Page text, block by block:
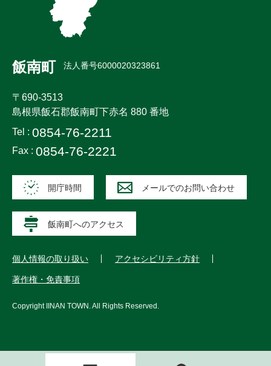
飯南町 法人番号6000020323861
〒690-3513
島根県飯石郡飯南町下赤名 880 番地
Tel : 0854-76-2211
Fax : 0854-76-2221
開庁時間 メールでのお問い合わせ
飯南町へのアクセス
個人情報の取り扱い アクセシビリティ方針
著作権・免責事項
Copyright IINAN TOWN . All Rights Reserved.